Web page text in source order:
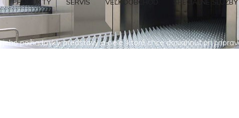
PRODUKTY SERVIS VEĽKOOBCHOD ŠPECIÁLNE SLUŽBY
požiadavky, predstavy a ciele, ktoré chce dosiahnuť pri